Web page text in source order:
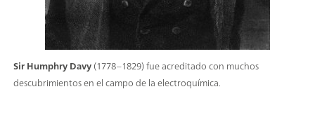
Sir Humphry Davy(1778–1829) fue acreditado con muchos
descubrimientos en el campo de la electroquímica.